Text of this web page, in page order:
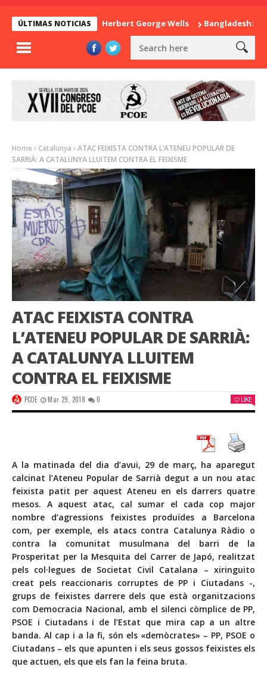
ÚLTIMAS NOTICIAS
La sorpresa de Herbert George Wells Bangladesh:
Home Catalunya
ATAC FEIXISTA CONTRA L’ATENEU POPULAR DE
SARRIÀ: A CATALUNYA LLUITEM CONTRA EL FEIXISME
ATAC FEIXISTA CONTRA
L’ATENEU POPULAR DE SARRIÀ:
A CATALUNYA LLUITEM
CONTRA EL FEIXISME
PCOE Mar 29, 2018 0 LIKE
A la matinada del dia d’avui, 29 de març, ha aparegut
calcinat l’Ateneu Popular de Sarrià degut a un nou atac
feixista patit per aquest Ateneu en els darrers quatre
mesos. A aquest atac, cal sumar el cada cop major
nombre d’agressions feixistes produïdes a Barcelona
com, per exemple, els atacs contra Catalunya Ràdio o
contra la comunitat musulmana del barri de la
Prosperitat per la Mesquita del Carrer de Japó, realitzat
pels col·legues de Societat Civil Catalana – xiringuito
creat pels reaccionaris corruptes de PP i Ciutadans -,
grups de feixistes darrere dels que està organitzacions
com Democracia Nacional, amb el silenci còmplice de PP,
PSOE i Ciutadans i de l’Estat que mira cap a un altre
banda. Al cap i a la fi, són els «demòcrates» – PP, PSOE o
Ciutadans – els que apunten i els seus gossos feixistes els
que actuen, els que els fan la feina bruta.